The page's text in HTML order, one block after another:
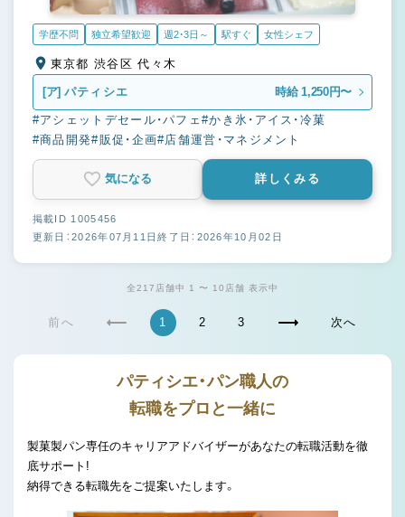
学歴不問 独立希望歓迎 週2・3日～ 駅すぐ 女性シェフ
東京都 渋谷区 代々木
[ア] パティシエ 時給 1,250円〜
#アシェットデセール・パフェ#かき氷・アイス・冷菓
#商品開発#販促・企画#店舗運営・マネジメント
気になる 詳しくみる
掲載ID 1005456
更新日：2026年07月11日終了日：2026年10月02日
全217店舗中 1 〜 10店舗 表示中
前へ 1 2 3 次へ
パティシエ・パン職人の
転職をプロと一緒に
製菓製パン専任のキャリアアドバイザーがあなたの転職活動を徹
底サポート!
納得できる転職先をご提案いたします。